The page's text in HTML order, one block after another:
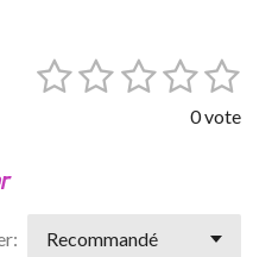
1 2
i
3
i
4 5
é
i
v
0 vote